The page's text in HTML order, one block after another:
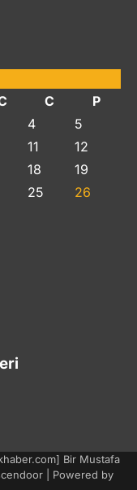
C
P
4
5
11
12
18
19
25
26
Bir Mustafa
| Powered by